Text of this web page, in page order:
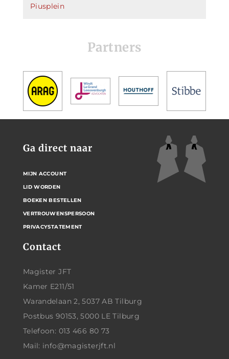
Piusplein
Partners
Contact
Magister JFT
Kamer E211/51
Warandelaan 2, 5037 AB Tilburg
Postbus 90153, 5000 LE Tilburg
Telefoon: 013 466 80 73
Mail: info@magisterjft.nl
Ga direct naar
MIJN ACCOUNT
LID WORDEN
BOEKEN BESTELLEN
VERTROUWENSPERSOON
PRIVACYSTATEMENT